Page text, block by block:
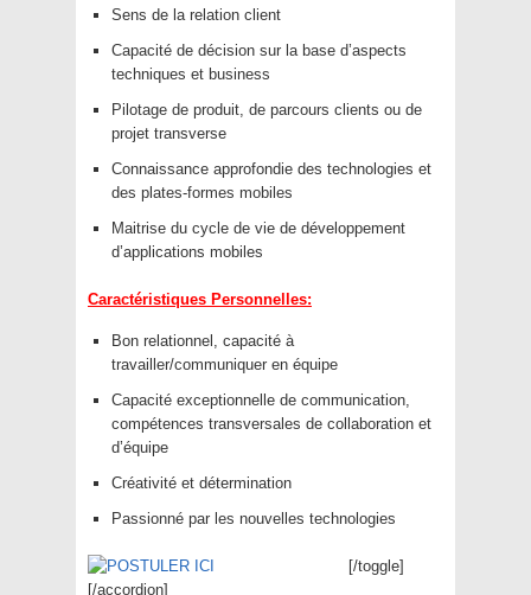
Sens de la relation client
Capacité de décision sur la base d’aspects
techniques et business
Pilotage de produit, de parcours clients ou de
projet transverse
Connaissance approfondie des technologies et
des plates-formes mobiles
Maitrise du cycle de vie de développement
d’applications mobiles
Caractéristiques Personnelles:
Bon relationnel, capacité à
travailler/communiquer en équipe
Capacité exceptionnelle de communication,
compétences transversales de collaboration et
d’équipe
Créativité et détermination
Passionné par les nouvelles technologies
[/toggle]
[/accordion]